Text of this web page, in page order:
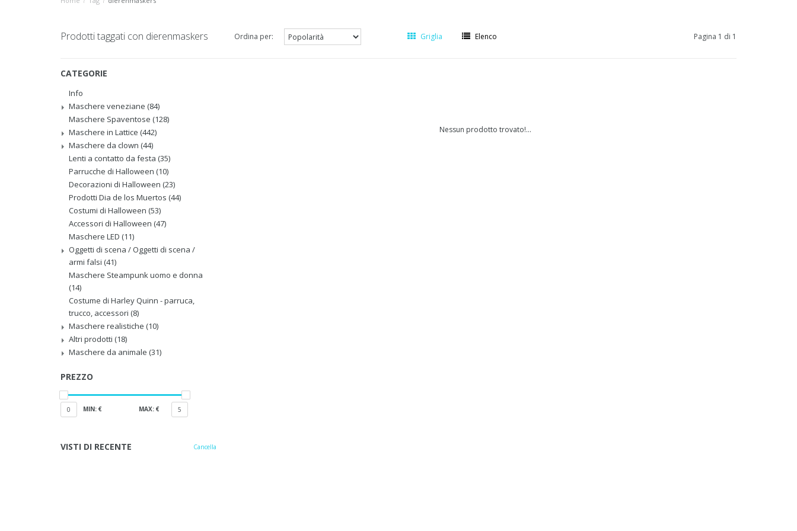
Prodotti taggati con dierenmaskers Ordina per: Griglia Elenco Pagina 1 di 1
CATEGORIE
Info
Maschere veneziane (84)
Maschere Spaventose (128)
Maschere in Lattice (442)
Maschere da clown (44)
Lenti a contatto da festa (35)
Parrucche di Halloween (10)
Decorazioni di Halloween (23)
Prodotti Dia de los Muertos (44)
Costumi di Halloween (53)
Accessori di Halloween (47)
Maschere LED (11)
Oggetti di scena / Oggetti di scena /
armi falsi (41)
Maschere Steampunk uomo e donna
(14)
Costume di Harley Quinn - parruca,
trucco, accessori (8)
Maschere realistiche (10)
Altri prodotti (18)
Maschere da animale (31)
PREZZO
0 MIN: € MAX: € 5
VISTI DI RECENTE Cancella
Nessun prodotto trovato!...